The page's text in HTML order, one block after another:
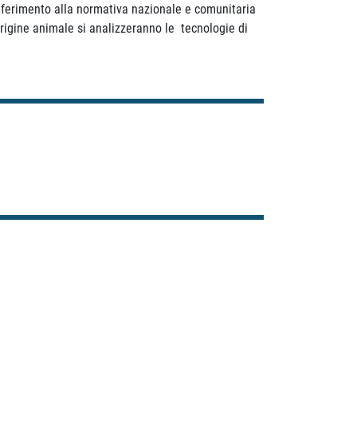
alla normativa nazionale e comunitaria
animale si analizzeranno le tecnologie di